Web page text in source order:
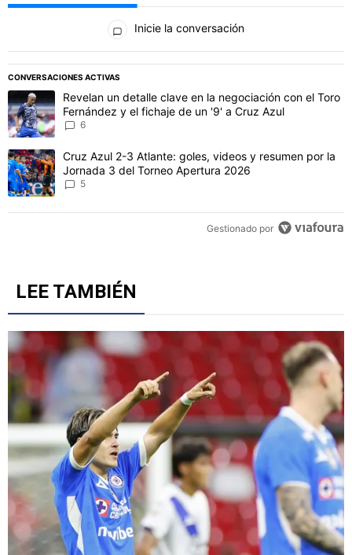
Todos los comentarios
Inicie la conversación
CONVERSACIONES ACTIVAS
Este listado muestra los artículos con más comentarios en los
Un artículo de tendencia con el título "Revelan un detalle clave
Revelan un detalle clave en la negociación con el Toro
Fernández y el fichaje de un '9' a Cruz Azul
Un artículo de tendencia con el título "Cruz Azul 2-3 Atlante:
Cruz Azul 2-3 Atlante: goles, videos y resumen por la
LEE TAMBIÉN